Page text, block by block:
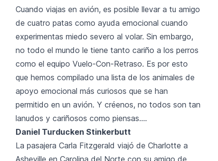
Cuando viajas en avión, es posible llevar a tu amigo
de cuatro patas como ayuda emocional cuando
experimentas miedo severo al volar. Sin embargo,
no todo el mundo le tiene tanto cariño a los perros
como el equipo Vuelo-Con-Retraso. Es por esto
que hemos compilado una lista de los animales de
apoyo emocional más curiosos que se han
permitido en un avión. Y créenos, no todos son tan
lanudos y cariñosos como piensas....
Daniel Turducken Stinkerbutt
La pasajera Carla Fitzgerald viajó de Charlotte a